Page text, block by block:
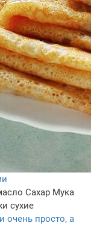
Сахар Мука
сухие
очень просто, а